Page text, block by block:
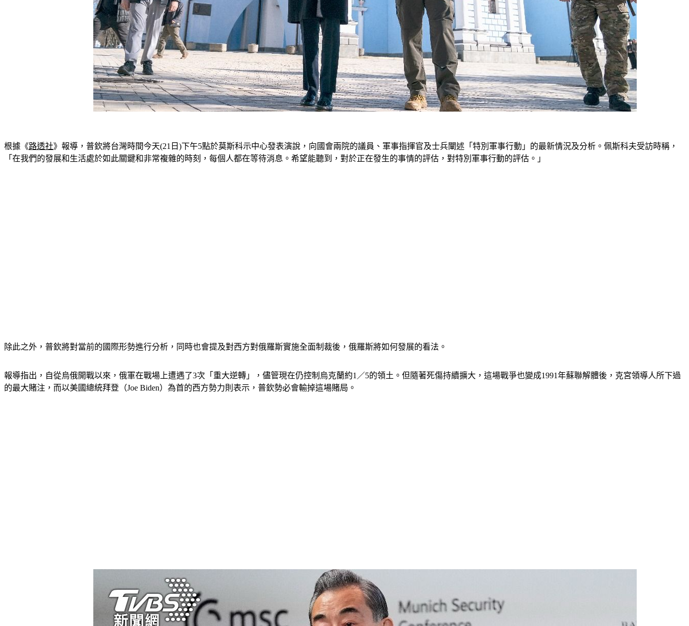
根據《路透社》報導，普欽將台灣時間今天(21日)下午5點於莫斯科示中心發表演說，向國會兩院的議員、軍事指揮官及士兵闡述「特別軍事行動」的最新情況及分析。佩斯科夫受訪時稱，
「在我們的發展和生活處於如此關鍵和非常複雜的時刻，每個人都在等待消息。希望能聽到，對於正在發生的事情的評估，對特別軍事行動的評估。」
除此之外，普欽將對當前的國際形勢進行分析，同時也會提及對西方對俄羅斯實施全面制裁後，俄羅斯將如何發展的看法。
報導指出，自從烏俄開戰以來，俄軍在戰場上遭遇了3次「重大逆轉」，儘管現在仍控制烏克蘭約1／5的領土。但隨著死傷持續擴大，這場戰爭也變成1991年蘇聯解體後，克宮領導人所下過
的最大賭注，而以美國總統拜登（Joe Biden）為首的西方勢力則表示，普欽勢必會輸掉這場賭局。